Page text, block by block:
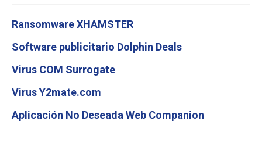
Ransomware XHAMSTER
Software publicitario Dolphin Deals
Virus COM Surrogate
Virus Y2mate.com
Aplicación No Deseada Web Companion